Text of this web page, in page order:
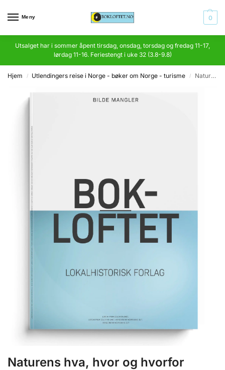
Meny 0
Utsalget har i sommer åpent tirsdag, onsdag, torsdag og fredag 11-17,
lørdag 11-16. Feriestengt i uke 32 (3.8-9.8)
Hjem / Utlendingers reise i Norge - bøker om Norge - turisme / Naturens hva, hvor og hvorfor
Naturens hva, hvor og hvorfor